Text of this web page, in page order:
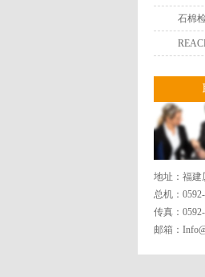
石棉
地址：福建
总机：
传真：
邮箱：